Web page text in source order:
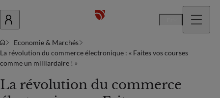
Economie & Marchés
La révolution du commerce électronique : « Faites vos courses
comme un milliardaire ! »
La révolution du commerce